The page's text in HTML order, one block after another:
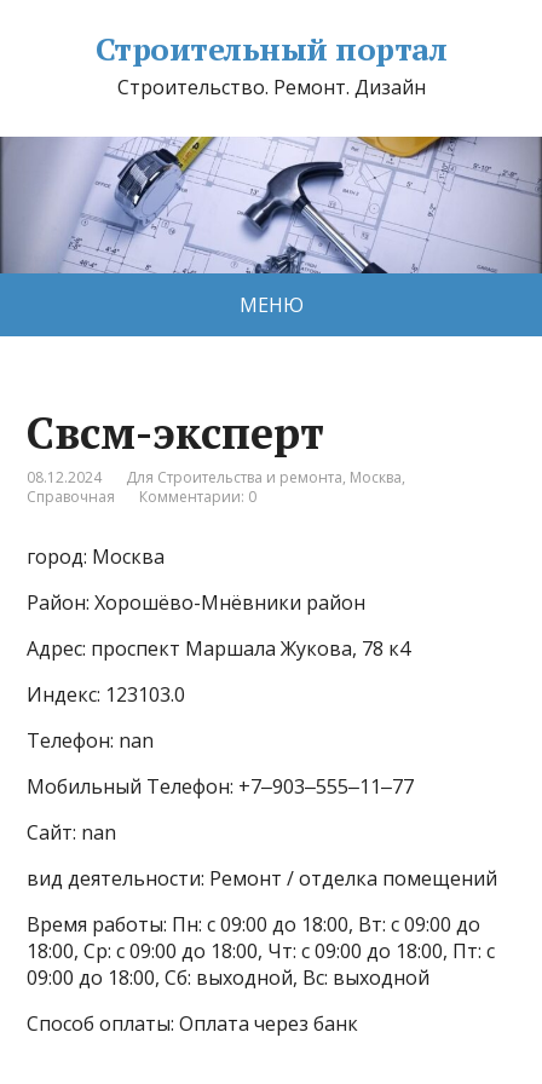
Строительный портал
Строительство. Ремонт. Дизайн
МЕНЮ
Свсм-эксперт
08.12.2024 Для Строительства и ремонта, Москва,
Справочная
Комментарии: 0
город: Москва
Район: Хорошёво-Мнёвники район
Адрес: проспект Маршала Жукова, 78 к4
Индекс: 123103.0
Телефон: nan
Мобильный Телефон: +7‒903‒555‒11‒77
Сайт: nan
вид деятельности: Ремонт / отделка помещений
Время работы: Пн: с 09:00 до 18:00, Вт: с 09:00 до
18:00, Ср: с 09:00 до 18:00, Чт: с 09:00 до 18:00, Пт: с
09:00 до 18:00, Сб: выходной, Вс: выходной
Способ оплаты: Оплата через банк